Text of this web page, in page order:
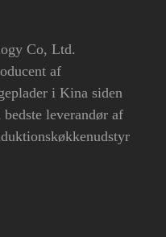
Co, Ltd.
af
i Kina siden
leverandør af